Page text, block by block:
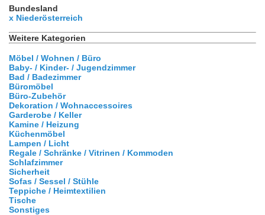
Bundesland
x Niederösterreich
Weitere Kategorien
Möbel / Wohnen / Büro
Baby- / Kinder- / Jugendzimmer
Bad / Badezimmer
Büromöbel
Büro-Zubehör
Dekoration / Wohnaccessoires
Garderobe / Keller
Kamine / Heizung
Küchenmöbel
Lampen / Licht
Regale / Schränke / Vitrinen / Kommoden
Schlafzimmer
Sicherheit
Sofas / Sessel / Stühle
Teppiche / Heimtextilien
Tische
Sonstiges